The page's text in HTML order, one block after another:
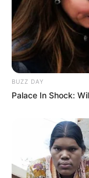
BUZZ DAY
Palace In Shock: